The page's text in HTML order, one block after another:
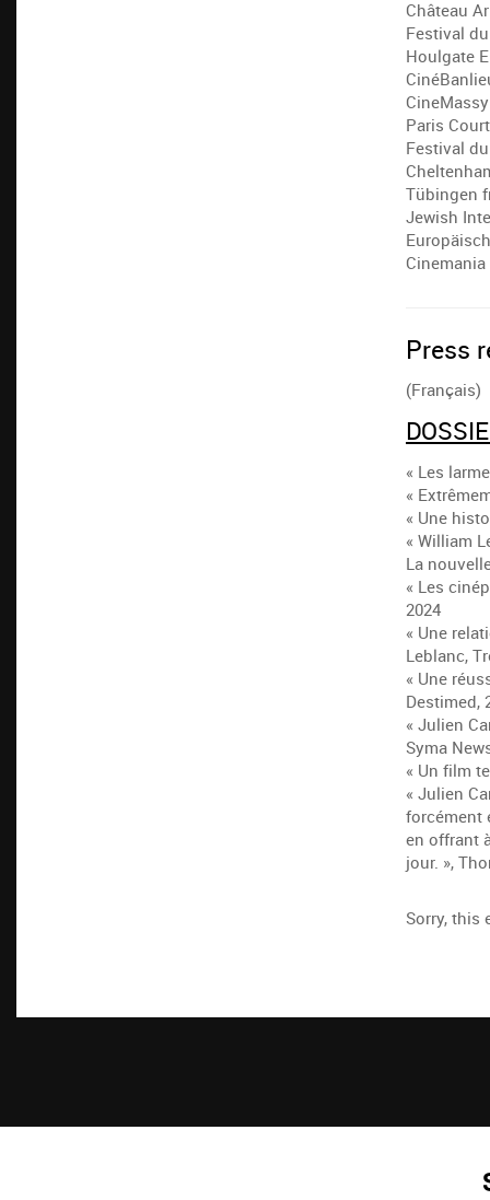
Château
Festival
Houlgate
Paris
Festival
Tübingen
Jewish
Cinemania
Press
(Français)
« Les
«
« Une
« William
La
« Les
2024
« Une
Leblanc,
« Une
Destimed,
« Julien
Syma
« Un film
« Julien
forcément
en offrant
jour. »,
Sorry, this